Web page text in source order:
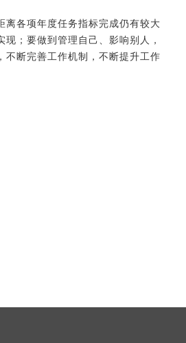
各项年度任务指标完成仍有较大
；要做到管理自己、影响别人，
不断完善工作机制，不断提升工作